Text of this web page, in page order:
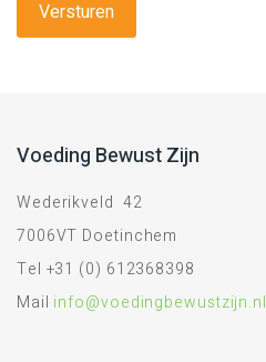
Voeding Bewust Zijn
Wederikveld 42
7006VT Doetinchem
Tel +31 (0) 612368398
Mail info@voedingbewustzijn.nl